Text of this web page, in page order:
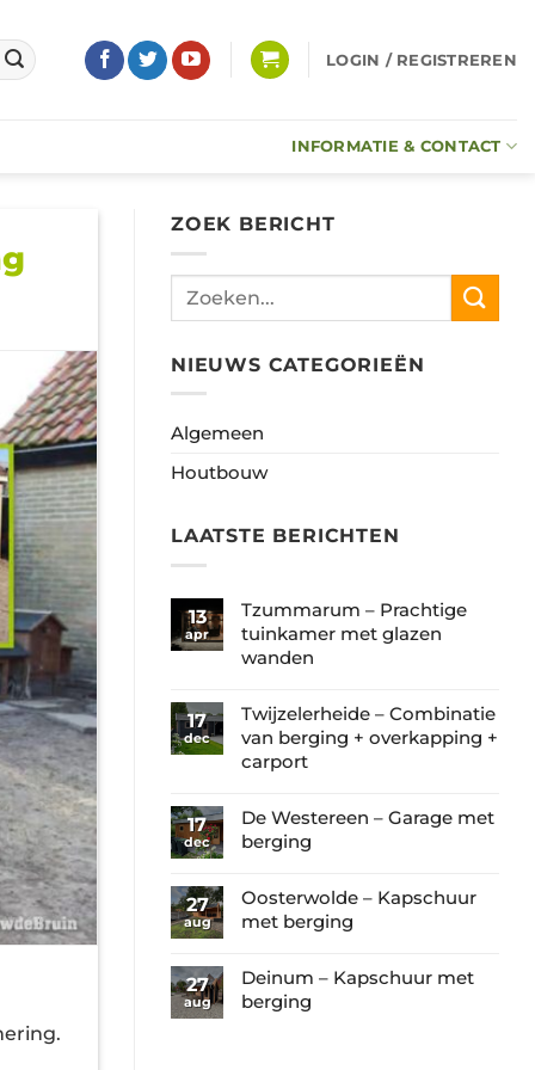
LOGIN / REGISTREREN
INFORMATIE & CONTACT
ZOEK BERICHT
NIEUWS CATEGORIEËN
Algemeen
Houtbouw
LAATSTE BERICHTEN
13
apr
Tzummarum – Prachtige
tuinkamer met glazen
wanden
reacties
op
Tzummarum
tuinkamer
met
wanden
17
dec
Twijzelerheide – Combinatie
van berging + overkapping +
carport
reacties
op
Combinatie
van
+
overkapping
17
dec
De Westereen – Garage met
berging
reacties
op
Westereen
–
Garage
27
aug
Oosterwolde – Kapschuur
met berging
reacties
op
27
aug
Deinum – Kapschuur met
berging